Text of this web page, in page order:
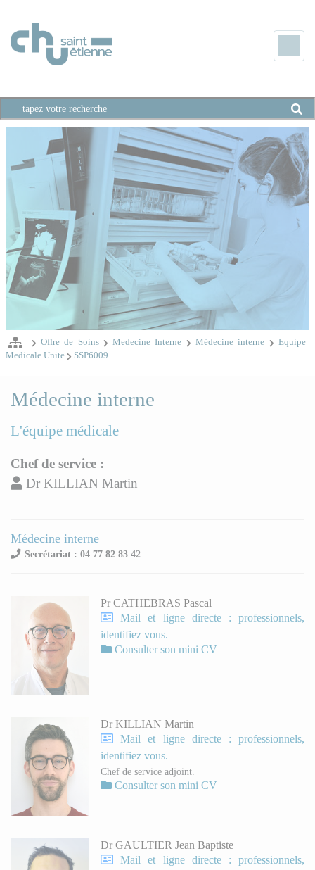
Offre de Soins Medecine Interne Médecine interne
Equipe
Medicale Unite
SSP6009
Médecine interne
L'équipe médicale
Chef de service :
Dr KILLIAN Martin
Médecine interne
Secrétariat : 04 77 82 83 42
Pr CATHEBRAS Pascal
Mail et ligne directe : professionnels,
identifiez vous.
Consulter son mini CV
Dr KILLIAN Martin
Mail et ligne directe : professionnels,
identifiez vous.
Chef de service adjoint.
Consulter son mini CV
Dr GAULTIER Jean Baptiste
Mail et ligne directe : professionnels,